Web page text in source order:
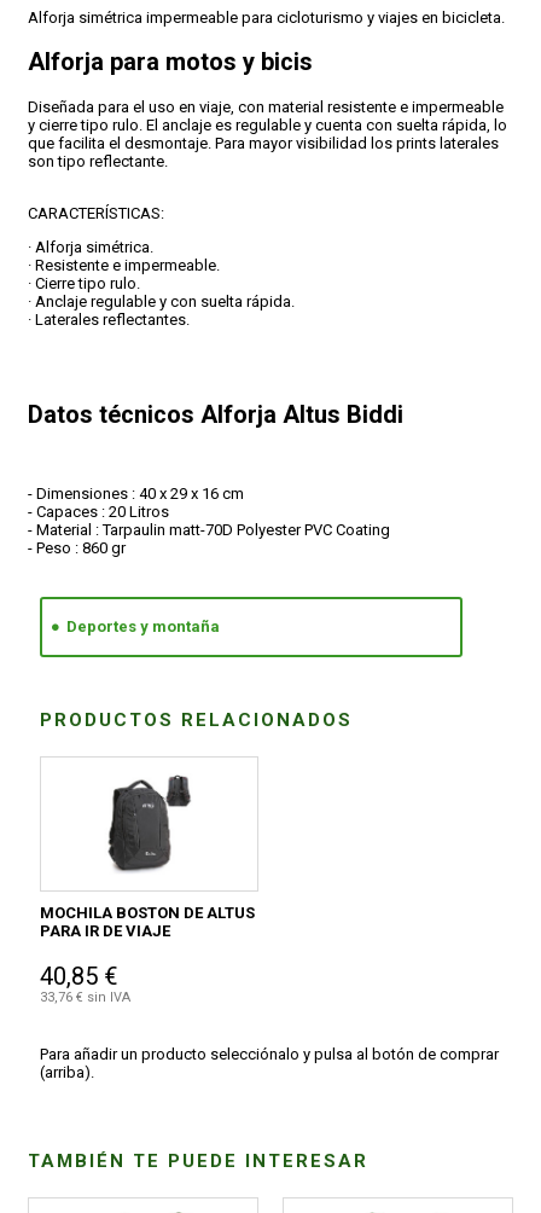
Alforja simétrica impermeable para cicloturismo y viajes en bicicleta.
Alforja para motos y bicis
Diseñada para el uso en viaje, con material resistente e impermeable
y cierre tipo rulo. El anclaje es regulable y cuenta con suelta rápida, lo
que facilita el desmontaje. Para mayor visibilidad los prints laterales
son tipo reflectante.
CARACTERÍSTICAS:
· Alforja simétrica.
· Resistente e impermeable.
· Cierre tipo rulo.
· Anclaje regulable y con suelta rápida.
· Laterales reflectantes.
Datos técnicos Alforja Altus Biddi
- Dimensiones : 40 x 29 x 16 cm
- Capaces : 20 Litros
- Material : Tarpaulin matt-70D Polyester PVC Coating
- Peso : 860 gr
Deportes y montaña
PRODUCTOS RELACIONADOS
MOCHILA BOSTON DE ALTUS
PARA IR DE VIAJE
40,85 €
33,76 € sin IVA
Para añadir un producto selecciónalo y pulsa al botón de comprar
(arriba).
TAMBIÉN TE PUEDE INTERESAR
FORMAS DE PAGO
CONDICIONES